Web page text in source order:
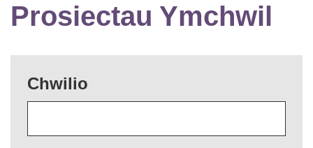
Prosiectau Ymchwil
Chwilio